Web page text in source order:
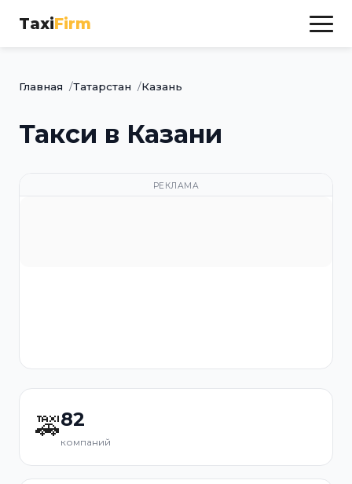
TaxiFirm
Главная Татарстан Казань
Такси в Казани
РЕКЛАМА
🚕82
компаний